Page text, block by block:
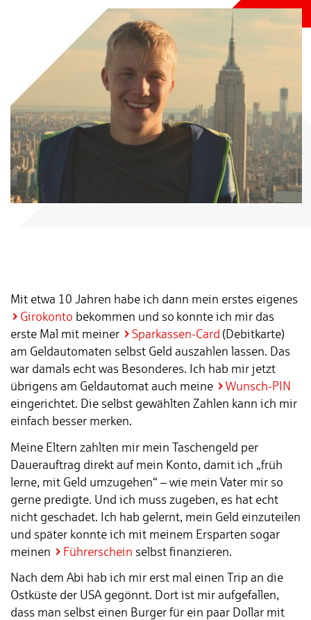
Mit etwa 10 Jahren habe ich dann mein erstes eigenes
Girokonto bekommen und so konnte ich mir das
erste Mal mit meiner
Sparkassen-Card (Debitkarte)
am Geldautomaten selbst Geld auszahlen lassen. Das
war damals echt was Besonderes. Ich hab mir jetzt
übrigens am Geldautomat auch meine
Wunsch-PIN
eingerichtet. Die selbst gewählten Zahlen kann ich mir
einfach besser merken.
Meine Eltern zahlten mir mein Taschengeld per
Dauerauftrag direkt auf mein Konto, damit ich „früh
lerne, mit Geld umzugehen“ – wie mein Vater mir so
gerne predigte. Und ich muss zugeben, es hat echt
nicht geschadet. Ich hab gelernt, mein Geld einzuteilen
und später konnte ich mit meinem Ersparten sogar
meinen
Führerschein selbst finanzieren.
Nach dem Abi hab ich mir erst mal einen Trip an die
Ostküste der USA gegönnt. Dort ist mir aufgefallen,
dass man selbst einen Burger für ein paar Dollar mit